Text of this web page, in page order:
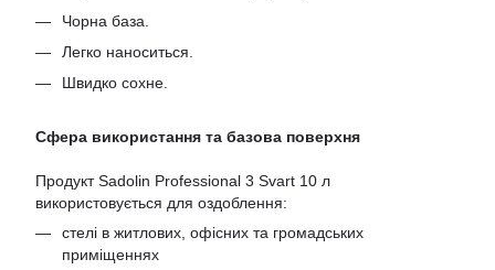
Чорна база.
Легко наноситься.
Швидко сохне.
Сфера використання та базова поверхня
Продукт Sadolin Professional 3 Svart 10 л
використовується для оздоблення:
стелі в житлових, офісних та громадських
приміщеннях